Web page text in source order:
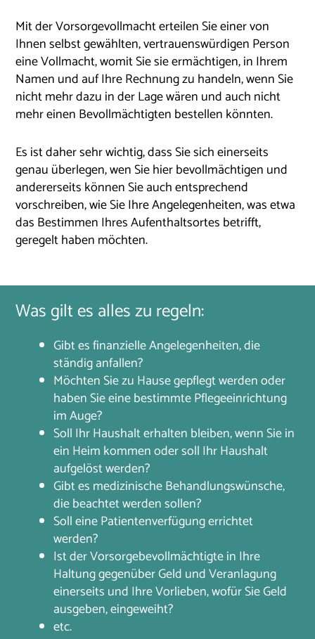
Mit der Vorsorgevollmacht erteilen Sie einer von
Ihnen selbst gewählten, vertrauenswürdigen Person
eine Vollmacht, womit Sie sie ermächtigen, in Ihrem
Namen und auf Ihre Rechnung zu handeln, wenn Sie
nicht mehr dazu in der Lage wären und auch nicht
mehr einen Bevollmächtigten bestellen könnten.
Es ist daher sehr wichtig, dass Sie sich einerseits
genau überlegen, wen Sie hier bevollmächtigen und
andererseits können Sie auch entsprechend
vorschreiben, wie Sie Ihre Angelegenheiten, was etwa
das Bestimmen Ihres Aufenthaltsortes betrifft,
geregelt haben möchten.
Was gilt es alles zu regeln:
Gibt es finanzielle Angelegenheiten, die
ständig anfallen?
Möchten Sie zu Hause gepflegt werden oder
haben Sie eine bestimmte Pflegeeinrichtung
im Auge?
Soll Ihr Haushalt erhalten bleiben, wenn Sie in
ein Heim kommen oder soll Ihr Haushalt
aufgelöst werden?
Gibt es medizinische Behandlungswünsche,
die beachtet werden sollen?
Soll eine Patientenverfügung errichtet
werden?
Ist der Vorsorgebevollmächtigte in Ihre
Haltung gegenüber Geld und Veranlagung
einerseits und Ihre Vorlieben, wofür Sie Geld
ausgeben, eingeweiht?
etc.